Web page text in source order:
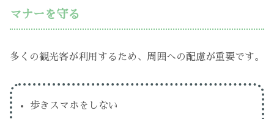
マナーを守る
多くの観光客が利用するため、周囲への配慮が重要です。
歩きスマホをしない